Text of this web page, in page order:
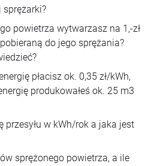
powietrza wytwarzasz na 1,-zł
do jego sprężania?
płacisz ok. 0,35 zł/kWh,
produkowałeś ok. 25 m3
przesyłu w kWh/rok a jaka jest
sprężonego powietrza, a ile